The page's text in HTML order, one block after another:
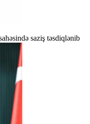
saziş təsdiqlənib